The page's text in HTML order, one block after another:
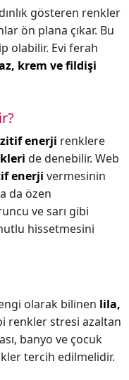
gösteren renkler
ön plana çıkar. Bu
olabilir. Evi ferah
krem ve fildişi
enerji renklere
de denebilir. Web
enerji vermesinin
da özen
ve sarı gibi
hissetmesini
olarak bilinen lila,
renkler stresi azaltan
banyo ve çocuk
tercih edilmelidir.